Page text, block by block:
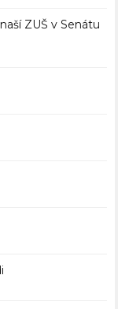
ZUŠ v Senátu